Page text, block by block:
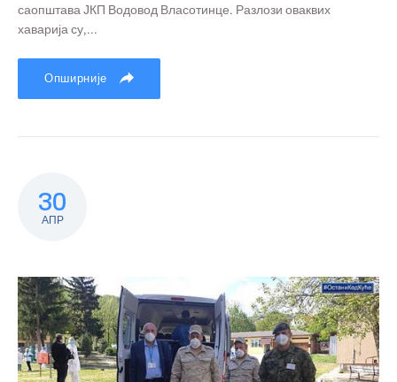
саопштава ЈКП Водовод Власотинце. Разлози оваквих
хаварија су,...
Опширније
30
АПР